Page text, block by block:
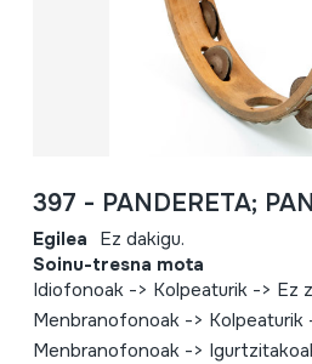
397 - PANDERETA;
Egilea Ez dakigu.
Soinu-tresna mota
Idiofonoak -> Kolpeaturik -> Ez
Menbranofonoak -> Kolpeaturik
Menbranofonoak ->